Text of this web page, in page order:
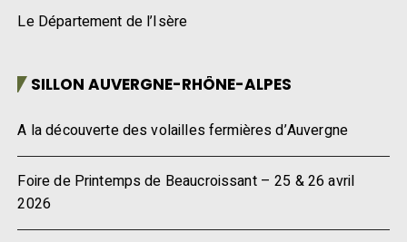
Le Département de l’Isère
SILLON AUVERGNE-RHÔNE-ALPES
A la découverte des volailles fermières d’Auvergne
Foire de Printemps de Beaucroissant – 25 & 26 avril
2026